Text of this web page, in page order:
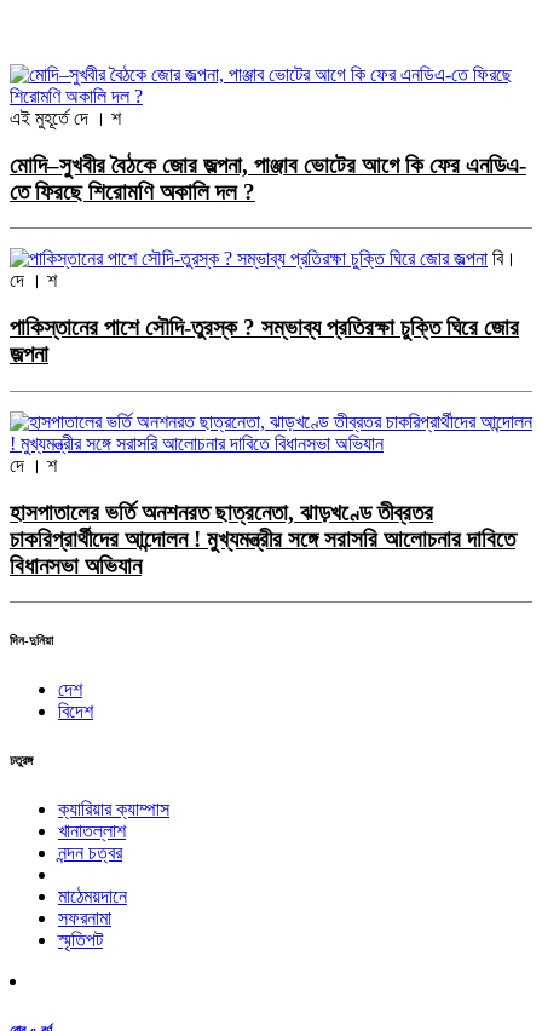
এই মুহূর্তে দে । শ
মোদি–সুখবীর বৈঠকে জোর জল্পনা, পাঞ্জাব ভোটের আগে কি ফের এনডিএ-
তে ফিরছে শিরোমণি অকালি দল ?
বি।
দে । শ
পাকিস্তানের পাশে সৌদি-তুরস্ক ? সম্ভাব্য প্রতিরক্ষা চুক্তি ঘিরে জোর
জল্পনা
দে । শ
হাসপাতালের ভর্তি অনশনরত ছাত্রনেতা, ঝাড়খণ্ডে তীব্রতর
চাকরিপ্রার্থীদের আন্দোলন ! মুখ্যমন্ত্রীর সঙ্গে সরাসরি আলোচনার দাবিতে
বিধানসভা অভিযান
দিন-দুনিয়া
দেশ
বিদেশ
চতুরঙ্গ
ক্যারিয়ার ক্যাম্পাস
খানাতল্লাশ
নন্দন চত্বর
মাঠেময়দানে
সফরনামা
স্মৃতিপট